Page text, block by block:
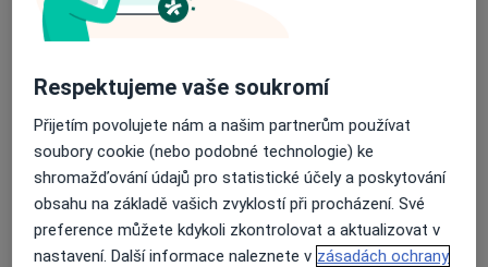
27 názorů
Recenze pacientů jsou pro nás důležité.
Specialisté nemají možnost zaplatit za
odstranění nebo změnu recenze pacienta.
Další informace.Další informace o názorech
Respektujeme vaše soukromí
Přijetím povolujete nám a našim partnerům používat
soubory cookie (nebo podobné technologie) ke
shromažďování údajů pro statistické účely a poskytování
obsahu na základě vašich zvyklostí při procházení. Své
preference můžete kdykoli zkontrolovat a aktualizovat v
nastavení. Další informace naleznete v zásadách ochrany